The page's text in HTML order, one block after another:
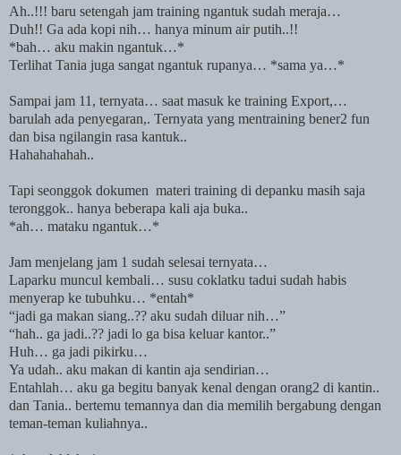
Ah..!!! baru setengah jam training ngantuk sudah meraja…
Duh!! Ga ada kopi nih… hanya minum air putih..!!
*bah… aku makin ngantuk…*
Terlihat Tania juga sangat ngantuk rupanya… *sama ya…*
Sampai jam 11, ternyata… saat masuk ke training Export,…
barulah ada penyegaran,. Ternyata yang mentraining bener2 fun
dan bisa ngilangin rasa kantuk..
Hahahahahah..
Tapi seonggok dokumen materi training di depanku masih saja
teronggok.. hanya beberapa kali aja buka..
*ah… mataku ngantuk…*
Jam menjelang jam 1 sudah selesai ternyata…
Laparku muncul kembali… susu coklatku tadui sudah habis
menyerap ke tubuhku… *entah*
“jadi ga makan siang..?? aku sudah diluar nih…”
“hah.. ga jadi..?? jadi lo ga bisa keluar kantor..”
Huh… ga jadi pikirku…
Ya udah.. aku makan di kantin aja sendirian…
Entahlah… aku ga begitu banyak kenal dengan orang2 di kantin..
dan Tania.. bertemu temannya dan dia memilih bergabung dengan
teman-teman kuliahnya..